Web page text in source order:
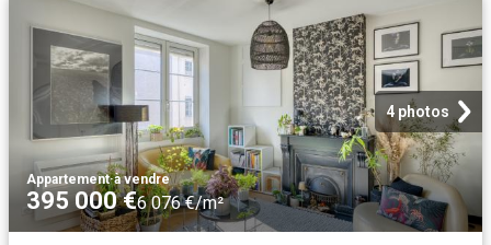
4 photos
Appartement·à vendre
395 000 €6 076 €/m²